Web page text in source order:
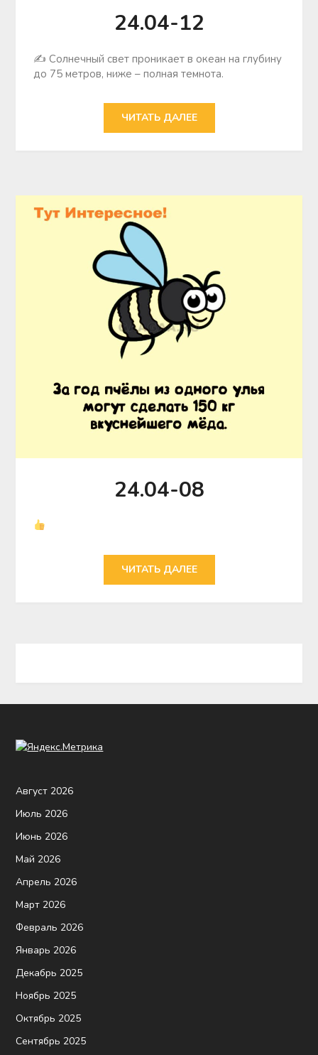
24.04-12
✍ Солнечный свет проникает в океан на глубину
до 75 метров, ниже – полная темнота.
ЧИТАТЬ ДАЛЕЕ
24.04-08
ЧИТАТЬ ДАЛЕЕ
Август 2026
Июль 2026
Июнь 2026
Май 2026
Апрель 2026
Март 2026
Февраль 2026
Январь 2026
Декабрь 2025
Ноябрь 2025
Октябрь 2025
Сентябрь 2025